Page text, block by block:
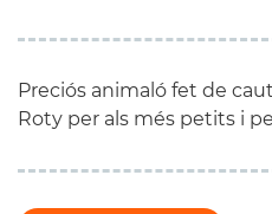
Preciós animaló fet de
Roty per als més petits i